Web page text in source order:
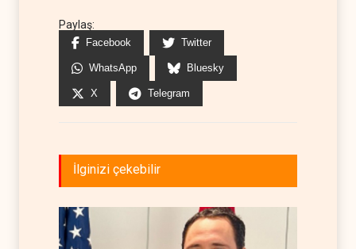
Paylaş:
Facebook Twitter
WhatsApp Bluesky
X Telegram
İlginizi çekebilir